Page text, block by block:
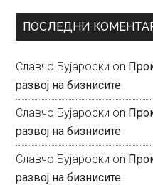
ПОСЛЕДНИ
Славчо Бујароски on
развој на бизнисите
Славчо Бујароски on
развој на бизнисите
Славчо Бујароски on
развој на бизнисите